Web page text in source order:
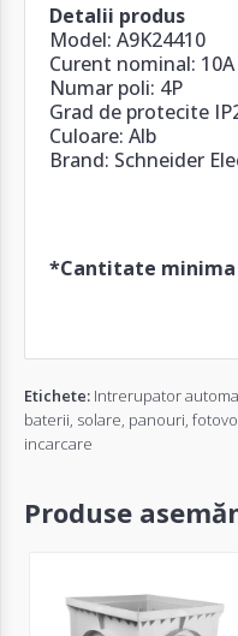
Detalii produs
Model: A9K24410
Curent nominal: 10A
Numar poli: 4P
Grad de protecite
Culoare: Alb
Brand: Schneider
*Cantitate minima
Etichete: Intrerupator
baterii solare panouri
incarcare
Produse